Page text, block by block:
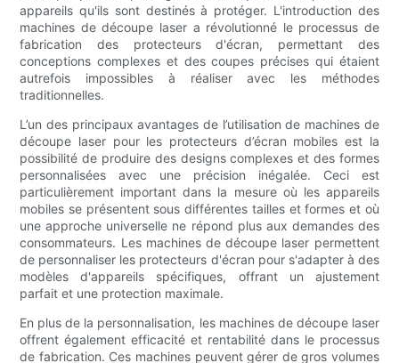
appareils qu'ils sont destinés à protéger. L'introduction des
machines de découpe laser a révolutionné le processus de
fabrication des protecteurs d'écran, permettant des
conceptions complexes et des coupes précises qui étaient
autrefois impossibles à réaliser avec les méthodes
traditionnelles.
L’un des principaux avantages de l’utilisation de machines de
découpe laser pour les protecteurs d’écran mobiles est la
possibilité de produire des designs complexes et des formes
personnalisées avec une précision inégalée. Ceci est
particulièrement important dans la mesure où les appareils
mobiles se présentent sous différentes tailles et formes et où
une approche universelle ne répond plus aux demandes des
consommateurs. Les machines de découpe laser permettent
de personnaliser les protecteurs d'écran pour s'adapter à des
modèles d'appareils spécifiques, offrant un ajustement
parfait et une protection maximale.
En plus de la personnalisation, les machines de découpe laser
offrent également efficacité et rentabilité dans le processus
de fabrication. Ces machines peuvent gérer de gros volumes